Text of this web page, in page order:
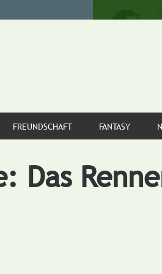
FREUNDSCHAFT FANTASY
Das